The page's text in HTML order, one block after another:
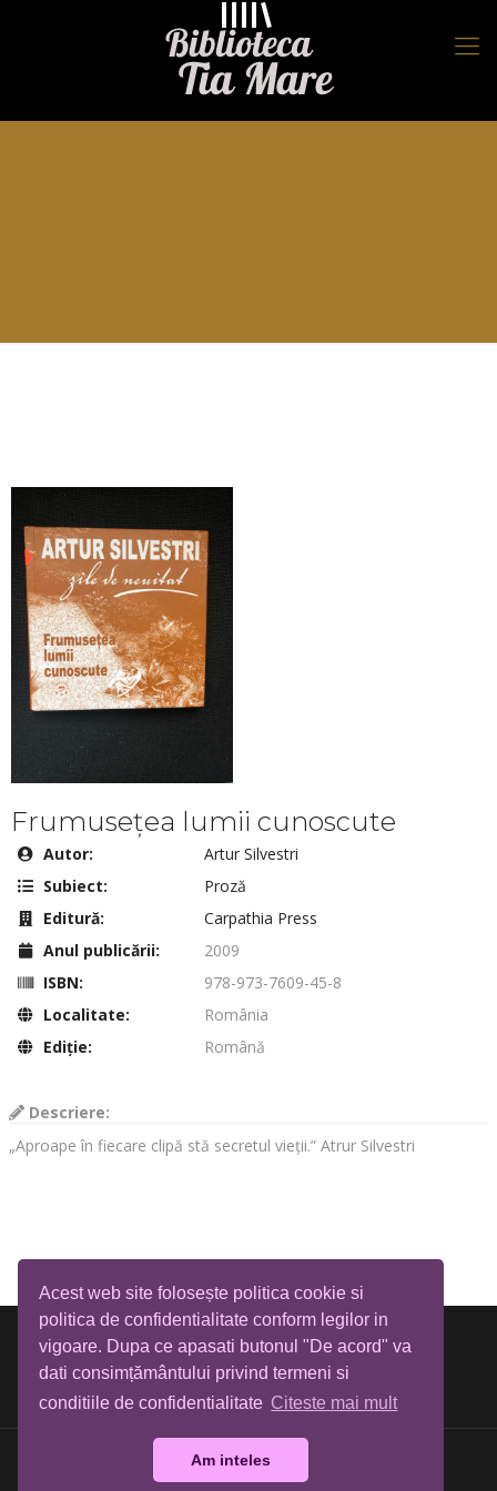
Acest web site folosește politica cookie si
politica de confidentialitate conform legilor in
vigoare. Dupa ce apasati butonul "De acord" va
dati consimțământului privind termeni si
conditiile de confidentialitate Citeste mai mult
Am inteles
Frumusețea lumii cunoscute
Autor:
Artur Silvestri
Subiect:
Proză
Editură:
Carpathia Press
Anul publicării:
2009
ISBN:
978-973-7609-45-8
Localitate:
România
Ediţie:
Română
Descriere:
„Aproape în fiecare clipă stă secretul vieții.” Atrur Silvestri
Biblioteca Tia Mare © All rights reserved